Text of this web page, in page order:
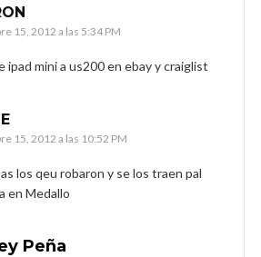
15, 2012 a las 5:34 PM
ipad mini a us200 en ebay y craiglist
15, 2012 a las 10:52 PM
los qeu robaron y se los traen pal
en Medallo
Peña